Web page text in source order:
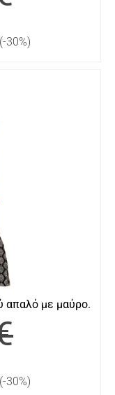
(-30%)
απαλό με μαύρο.
(-30%)